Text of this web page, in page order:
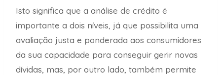
Isto significa que a análise de crédito é
importante a dois níveis, já que possibilita uma
avaliação justa e ponderada aos consumidores
da sua capacidade para conseguir gerir novas
dívidas, mas, por outro lado, também permite